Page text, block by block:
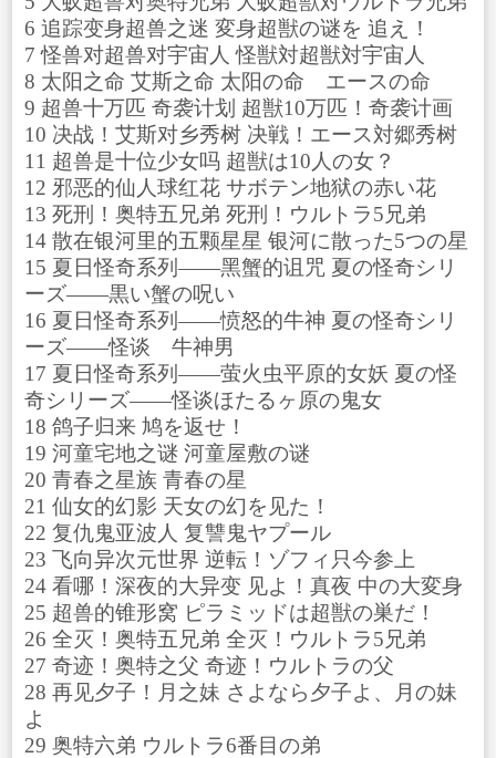
6 追踪变身超兽之迷 変身超獣の谜を 追え！
7 怪兽对超兽对宇宙人 怪獣対超獣対宇宙人
8 太阳之命 艾斯之命 太阳の命 エースの命
9 超兽十万匹 奇袭计划 超獣10万匹！奇袭计画
10 决战！艾斯对乡秀树 决戦！エース対郷秀树
11 超兽是十位少女吗 超獣は10人の女？
12 邪恶的仙人球红花 サボテン地狱の赤い花
13 死刑！奥特五兄弟 死刑！ウルトラ5兄弟
14 散在银河里的五颗星星 银河に散った5つの星
15 夏日怪奇系列——黑蟹的诅咒 夏の怪奇シリ
ーズ——黒い蟹の呪い
16 夏日怪奇系列——愤怒的牛神 夏の怪奇シリ
ーズ——怪谈 牛神男
17 夏日怪奇系列——萤火虫平原的女妖 夏の怪
奇シリーズ——怪谈ほたるヶ原の鬼女
18 鸽子归来 鸠を返せ！
19 河童宅地之谜 河童屋敷の谜
20 青春之星族 青春の星
21 仙女的幻影 天女の幻を见た！
22 复仇鬼亚波人 复讐鬼ヤプール
23 飞向异次元世界 逆転！ゾフィ只今参上
24 看哪！深夜的大异变 见よ！真夜 中の大変身
25 超兽的锥形窝 ピラミッドは超獣の巣だ！
26 全灭！奥特五兄弟 全灭！ウルトラ5兄弟
27 奇迹！奥特之父 奇迹！ウルトラの父
28 再见夕子！月之妹 さよなら夕子よ、月の妹
よ
29 奥特六弟 ウルトラ6番目の弟